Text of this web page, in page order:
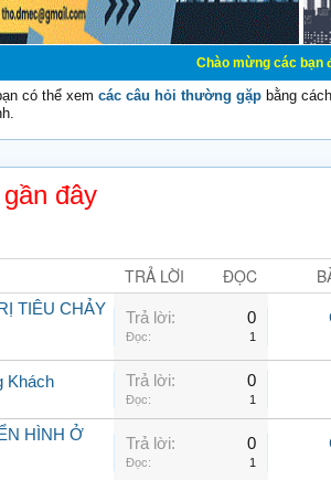
Chào mừng các bạn đến với
có thể xem các câu hỏi thường gặp bằng
đây
TRẢ LỜI ĐỌC
TIÊU CHẢY
Trả lời: 0
Đọc: 1
Khách Trả lời: 0
Đọc: 1
HÌNH Ở
Trả lời: 0
Đọc: 1